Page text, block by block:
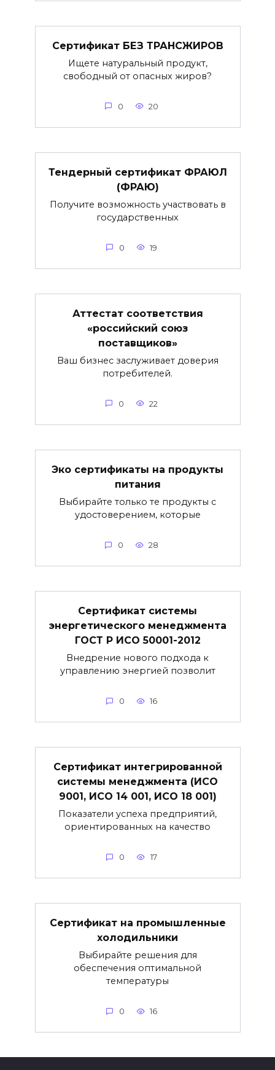
Сертификат БЕЗ ТРАНСЖИРОВ
Ищете натуральный продукт,
свободный от опасных жиров?
0 20
Тендерный сертификат ФРАЮЛ
(ФРАЮ)
Получите возможность участвовать в
государственных
0 19
Аттестат соответствия
«российский союз
поставщиков»
Ваш бизнес заслуживает доверия
потребителей.
0 22
Эко сертификаты на продукты
питания
Выбирайте только те продукты с
удостоверением, которые
0 28
Сертификат системы
энергетического менеджмента
ГОСТ Р ИСО 50001-2012
Внедрение нового подхода к
управлению энергией позволит
0 16
Сертификат интегрированной
системы менеджмента (ИСО
9001, ИСО 14 001, ИСО 18 001)
Показатели успеха предприятий,
ориентированных на качество
0 17
Сертификат на промышленные
холодильники
Выбирайте решения для
обеспечения оптимальной
температуры
0 16